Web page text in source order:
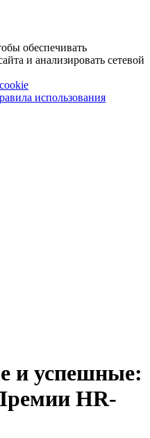
обеспечивать
и анализировать сетевой
использования
и успешные:
HR-